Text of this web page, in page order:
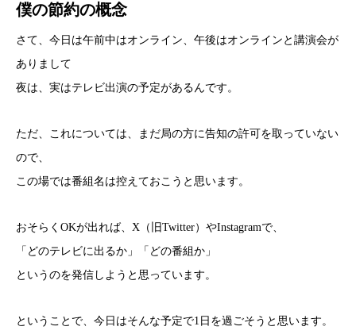
僕の節約の概念
さて、今日は午前中はオンライン、午後はオンラインと講演会が
ありまして
夜は、実はテレビ出演の予定があるんです。
ただ、これについては、まだ局の方に告知の許可を取っていない
ので、
この場では番組名は控えておこうと思います。
おそらくOKが出れば、X（旧Twitter）やInstagramで、
「どのテレビに出るか」「どの番組か」
というのを発信しようと思っています。
ということで、今日はそんな予定で1日を過ごそうと思います。